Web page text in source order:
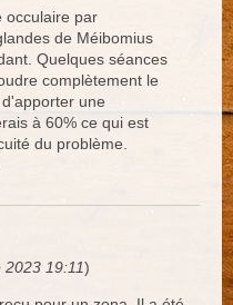
occulaire par
de Méibomius
Quelques séances
complètement le
une
à 60% ce qui est
du problème.
19:11)